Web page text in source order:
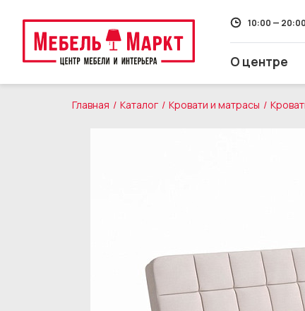
О центре
Столы и стулья
10:00 — 20:00
Главная Каталог Кровати и матрасы